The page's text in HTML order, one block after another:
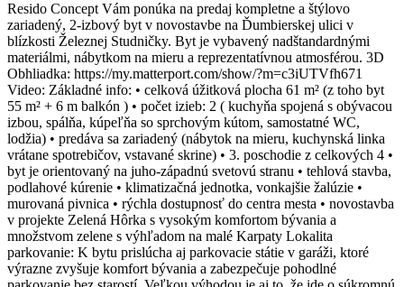
Resido Concept Vám ponúka na predaj kompletne a štýlovo
zariadený, 2-izbový byt v novostavbe na Ďumbierskej ulici v
blízkosti Železnej Studničky. Byt je vybavený nadštandardnými
materiálmi, nábytkom na mieru a reprezentatívnou atmosférou. 3D
Obhliadka: https://my.matterport.com/show/?m=c3iUTVfh671
Video: Základné info: • celková úžitková plocha 61 m² (z toho byt
55 m² + 6 m balkón ) • počet izieb: 2 ( kuchyňa spojená s obývacou
izbou, spálňa, kúpeľňa so sprchovým kútom, samostatné WC,
lodžia) • predáva sa zariadený (nábytok na mieru, kuchynská linka
vrátane spotrebičov, vstavané skrine) • 3. poschodie z celkových 4 •
byt je orientovaný na juho-západnú svetovú stranu • tehlová stavba,
podlahové kúrenie • klimatizačná jednotka, vonkajšie žalúzie •
murovaná pivnica • rýchla dostupnosť do centra mesta • novostavba
v projekte Zelená Hôrka s vysokým komfortom bývania a
množstvom zelene s výhľadom na malé Karpaty Lokalita
parkovanie: K bytu prislúcha aj parkovacie státie v garáži, ktoré
výrazne zvyšuje komfort bývania a zabezpečuje pohodlné